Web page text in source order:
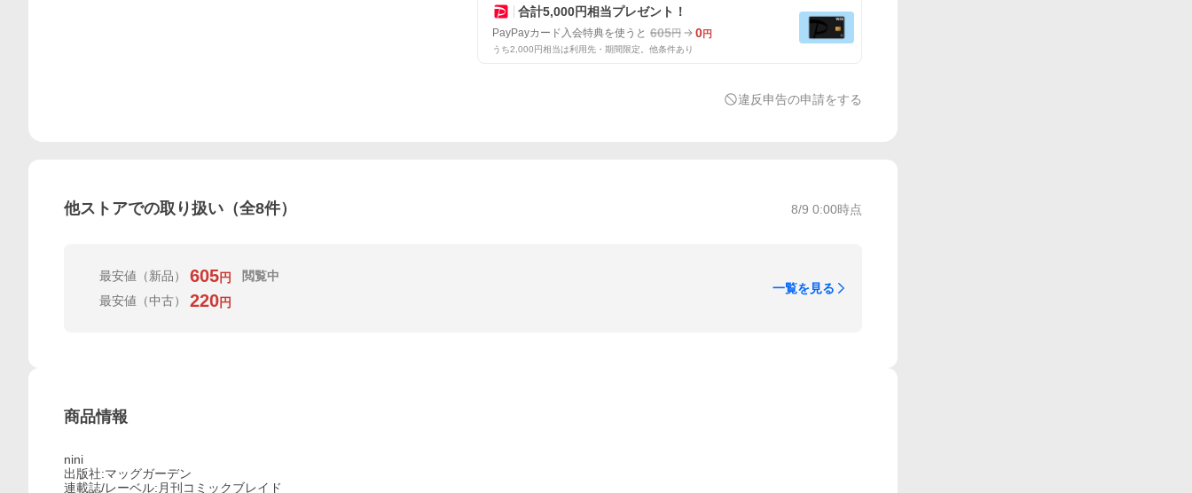
合計5,000円相当プレゼント！
PayPayカード入会特典を使うと 605円 0円
うち2,000円相当は利用先・期間限定。他条件あり
違反申告の申請をする
他ストアでの取り扱い（全8件） 8/9 0:00時点
最安値 （新品） 605円
閲覧中
最安値 （中古） 220円
一覧を見る
商品情報
nini
出版社:マッグガーデン
連載誌/レーベル:月刊コミックブレイド